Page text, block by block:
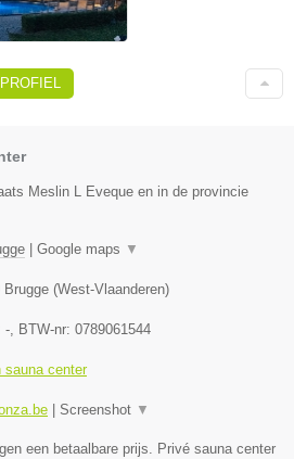
Meslin L Eveque en in de provincie
Google maps ▼
Brugge (West-Vlaanderen)
-, BTW-nr: 0789061544
sauna center
Screenshot ▼
een betaalbare prijs. Privé sauna center